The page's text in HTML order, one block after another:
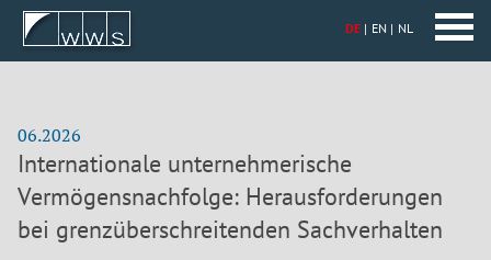
DE EN NL
06.2026
Internationale unternehmerische
Vermögensnachfolge: Herausforderungen
bei grenzüberschreitenden Sachverhalten